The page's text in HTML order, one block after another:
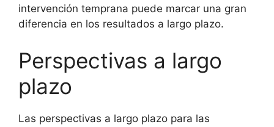
intervención temprana puede marcar una gran
diferencia en los resultados a largo plazo.
Perspectivas a largo
plazo
Las perspectivas a largo plazo para las